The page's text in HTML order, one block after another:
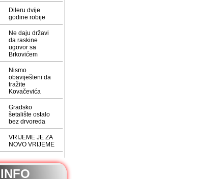
Dileru dvije
godine robije
Ne daju državi
da raskine
ugovor sa
Brkovićem
Nismo
obaviješteni da
tražite
Kovačevića
Gradsko
šetalište ostalo
bez drvoreda
VRIJEME JE ZA
NOVO VRIJEME
INFO